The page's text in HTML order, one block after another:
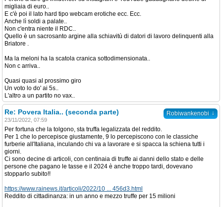
migliaia di euro..
E c'è poi il lato hard tipo webcam erotiche ecc. Ecc.
Anche lì soldi a palate..
Non c'entra niente il RDC..
Quello è un sacrosanto argine alla schiavitù di datori di lavoro delinquenti alla
Briatore .
Ma la meloni ha la scatola cranica sottodimensionata..
Non c arriva..
Quasi quasi al prossimo giro
Un voto lo do' ai 5s..
L'altro a un partito no vax..
Robiwankenobi ↓
Re: Povera Italia.. (seconda parte)
23/11/2022, 07:59
Per fortuna che la tolgono, sta truffa legalizzata del reddito.
Per 1 che lo percepisce giustamente, 9 lo percepiscono con le classiche
furberie all'Italiana, inculando chi va a lavorare e si spacca la schiena tutti i
giorni.
Ci sono decine di articoli, con centinaia di truffe ai danni dello stato e delle
persone che pagano le tasse e il 2024 è anche troppo tardi, dovevano
stopparlo subito!!
https://www.rainews.it/articoli/2022/10 ... 456d3.html
Reddito di cittadinanza: in un anno e mezzo truffe per 15 milioni